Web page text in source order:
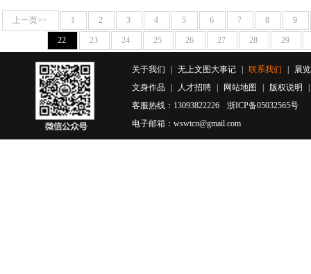
上一页>> 1 2 3 4 5 6 7 8 9
22 23 24 25 26 27 28 29
关于我们 无上文图大事记 联系我们
展
文身作品
人才招聘 网站地图 版权说明
客服热线：13093822226
浙ICP备05032565号
电子邮箱：wswtcn@gmail.com